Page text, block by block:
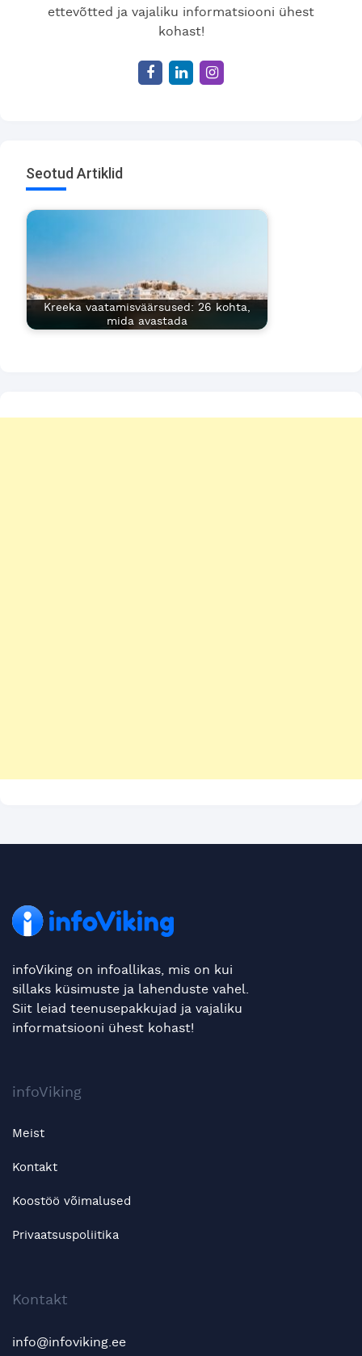
ettevõtted ja vajaliku informatsiooni ühest
kohast!
Seotud Artiklid
Kreeka vaatamisväärsused: 26 kohta,
mida avastada
infoViking on infoallikas, mis on kui
sillaks küsimuste ja lahenduste vahel.
Siit leiad teenusepakkujad ja vajaliku
informatsiooni ühest kohast!
infoViking
Meist
Kontakt
Koostöö võimalused
Privaatsuspoliitika
Kontakt
info@infoviking.ee